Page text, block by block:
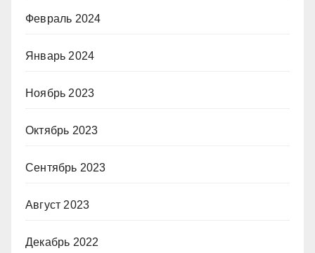
Февраль 2024
Январь 2024
Ноябрь 2023
Октябрь 2023
Сентябрь 2023
Август 2023
Декабрь 2022